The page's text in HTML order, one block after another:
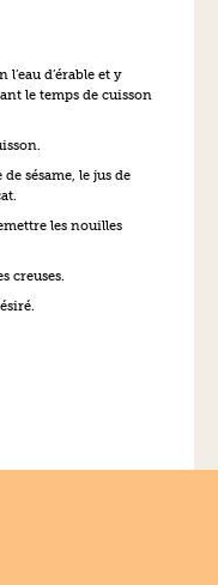
d’érable et y
le temps de cuisson
sésame, le jus de
les nouilles
creuses.